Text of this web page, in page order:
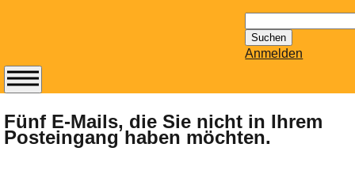
nach:
Anmelden
Fünf E-Mails, die Sie nicht in Ihrem
Posteingang haben möchten.
Abonnieren Sie den
14-tägig
erscheinenden
Newsletter von